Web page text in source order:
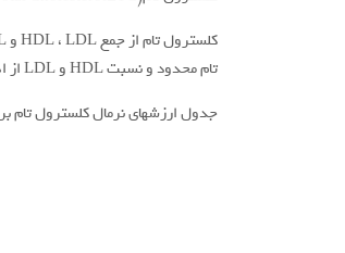
تام محدود و نسبت HDL و LDL از اهمیت بیشتری برخوردار است. مقدار کلسترول بر حسب mg / dl بیان می شود.
جدول ارزشهای نرمال کلسترول